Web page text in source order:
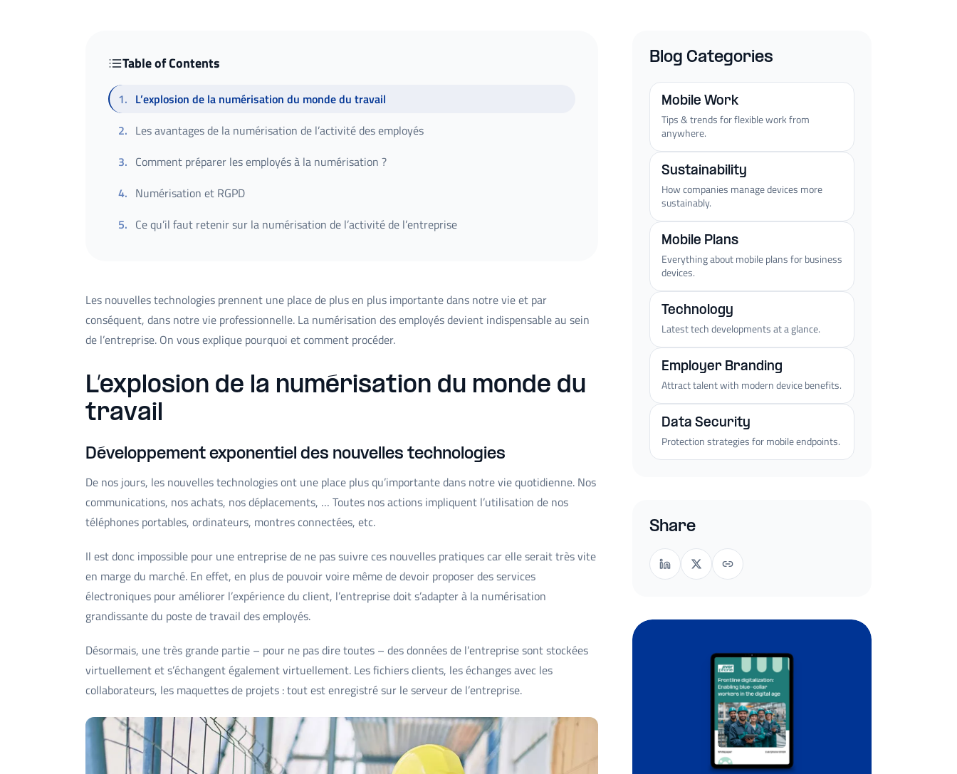
Table of Contents
1. L’explosion de la numérisation du monde du travail
2. Les avantages de la numérisation de l’activité des employés
3. Comment préparer les employés à la numérisation ?
4. Numérisation et RGPD
5. Ce qu’il faut retenir sur la numérisation de l’activité de l’entreprise
Les nouvelles technologies prennent une place de plus en plus importante dans notre vie et par
conséquent, dans notre vie professionnelle. La numérisation des employés devient indispensable au sein
de l’entreprise. On vous explique pourquoi et comment procéder.
L’explosion de la numérisation du monde du
travail
Développement exponentiel des nouvelles technologies
De nos jours, les nouvelles technologies ont une place plus qu’importante dans notre vie quotidienne. Nos
communications, nos achats, nos déplacements, … Toutes nos actions impliquent l’utilisation de nos
téléphones portables, ordinateurs, montres connectées, etc.
Il est donc impossible pour une entreprise de ne pas suivre ces nouvelles pratiques car elle serait très vite
en marge du marché. En effet, en plus de pouvoir voire même de devoir proposer des services
électroniques pour améliorer l’expérience du client, l’entreprise doit s’adapter à la numérisation
grandissante du poste de travail des employés.
Désormais, une très grande partie – pour ne pas dire toutes – des données de l’entreprise sont stockées
virtuellement et s’échangent également virtuellement. Les fichiers clients, les échanges avec les
collaborateurs, les maquettes de projets : tout est enregistré sur le serveur de l’entreprise.
Blog Categories
Mobile Work
Tips & trends for flexible work from
anywhere.
Sustainability
How companies manage devices more
sustainably.
Mobile Plans
Everything about mobile plans for business
devices.
Technology
Latest tech developments at a glance.
Employer Branding
Attract talent with modern device benefits.
Data Security
Protection strategies for mobile endpoints.
Share